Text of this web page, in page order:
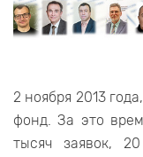
2 ноября 2013
фонд. За это
тысяч заявок,